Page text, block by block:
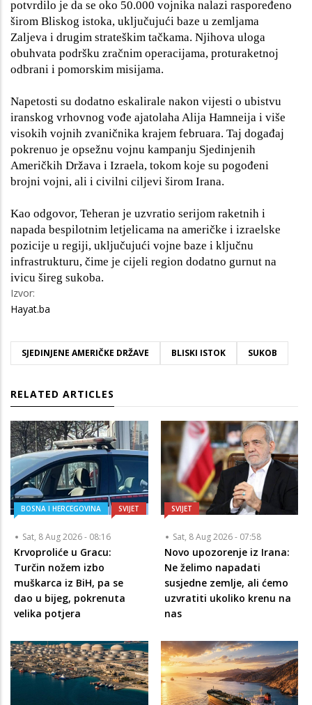
potvrdilo je da se oko 50.000 vojnika nalazi raspoređeno
širom Bliskog istoka, uključujući baze u zemljama
Zaljeva i drugim strateškim tačkama. Njihova uloga
obuhvata podršku zračnim operacijama, proturaketnoj
odbrani i pomorskim misijama.
Napetosti su dodatno eskalirale nakon vijesti o ubistvu
iranskog vrhovnog vođe ajatolaha Alija Hamneija i više
visokih vojnih zvaničnika krajem februara. Taj događaj
pokrenuo je opsežnu vojnu kampanju Sjedinjenih
Američkih Država i Izraela, tokom koje su pogođeni
brojni vojni, ali i civilni ciljevi širom Irana.
Kao odgovor, Teheran je uzvratio serijom raketnih i
napada bespilotnim letjelicama na američke i izraelske
pozicije u regiji, uključujući vojne baze i ključnu
infrastrukturu, čime je cijeli region dodatno gurnut na
ivicu šireg sukoba.
Izvor:
Hayat.ba
SJEDINJENE AMERIČKE DRŽAVE BLISKI ISTOK SUKOB
RELATED ARTICLES
BOSNA I HERCEGOVINA SVIJET
Sat, 8 Aug 2026 - 08:16
Krvoproliće u Gracu:
Turčin nožem izbo
muškarca iz BiH, pa se
dao u bijeg, pokrenuta
velika potjera
SVIJET
Sat, 8 Aug 2026 - 07:58
Novo upozorenje iz Irana:
Ne želimo napadati
susjedne zemlje, ali ćemo
uzvratiti ukoliko krenu na
nas